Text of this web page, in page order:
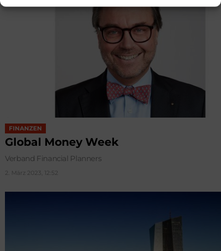
FINANZEN
Global Money Week
Verband Financial Planners
2. März 2023, 12:52